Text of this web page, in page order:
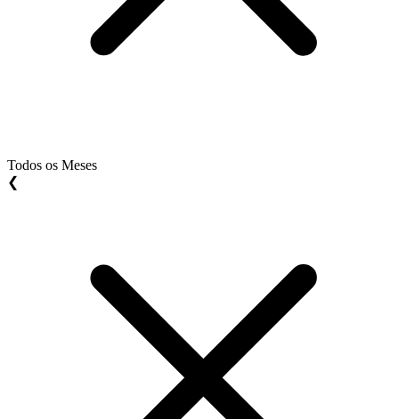
Todos os Meses
❮